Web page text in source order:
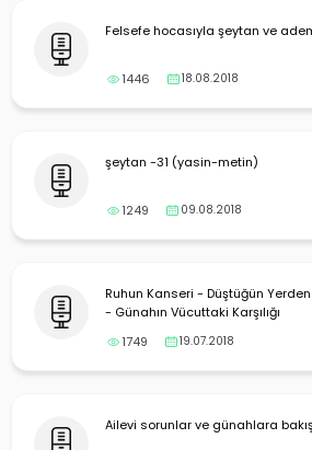
Felsefe hocasıyla şeytan ve
1446 18.08.2018
şeytan -31 (yasin-metin)
1249 09.08.2018
Ruhun Kanseri - Düştüğün Yerden
- Günahın Vücuttaki Karşılığı
1749
19.07.2018
Ailevi sorunlar ve günahlara